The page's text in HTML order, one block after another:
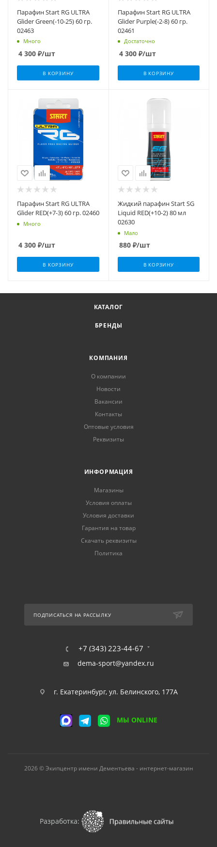
Парафин Start RG ULTRA
Glider Green(-10-25) 60 гр.
02463
Много
4 300 ₽/шт
В КОРЗИНУ
Парафин Start RG ULTRA
Glider Purple(-2-8) 60 гр.
02461
Достаточно
4 300₽/шт
В КОРЗИНУ
Парафин Start RG ULTRA
Glider RED(+7-3) 60 гр. 02460
Много
4 300 ₽/шт
В КОРЗИНУ
Жидкий парафин Start SG
Liquid RED(+10-2) 80 мл
02630
Мало
880₽/шт
В КОРЗИНУ
КАТАЛОГ
БРЕНДЫ
КОМПАНИЯ
О компании
Новости
Вакансии
Контакты
Оптовые условия
Реквизиты
ИНФОРМАЦИЯ
Магазины
Условия оплаты
Условия доставки
Гарантия на товар
Скачать реквизиты
Политика
ПОДПИСАТЬСЯ НА РАССЫЛКУ
+7 (343) 223-44-67
dema-sport@yandex.ru
г. Екатеринбург, ул. Белинского, 177А
МЫ ONLINE
2026 © Экипцентр имени Дементьева - интернет-магазин
Разработка: